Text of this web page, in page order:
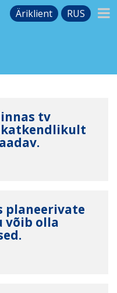
Äriklient RUS
tv
katkendlikult
planeerivate
võib olla